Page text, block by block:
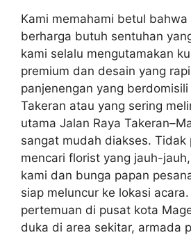
Kami memahami betul
berharga butuh sentuhan
kami selalu mengutamakan
premium dan desain yang
panjenengan yang
Takeran atau yang sering
utama Jalan Raya
sangat mudah diakses. Tidak
mencari florist yang jauh-
kami dan bunga papan
siap meluncur ke lokasi
pertemuan di pusat kota
duka di area sekitar, armada